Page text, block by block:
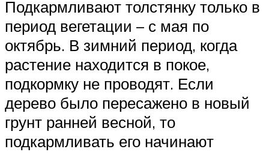
Подкармливают толстянку только в
период вегетации – с мая по
октябрь. В зимний период, когда
растение находится в покое,
подкормку не проводят. Если
дерево было пересажено в новый
грунт ранней весной, то
подкармливать его начинают